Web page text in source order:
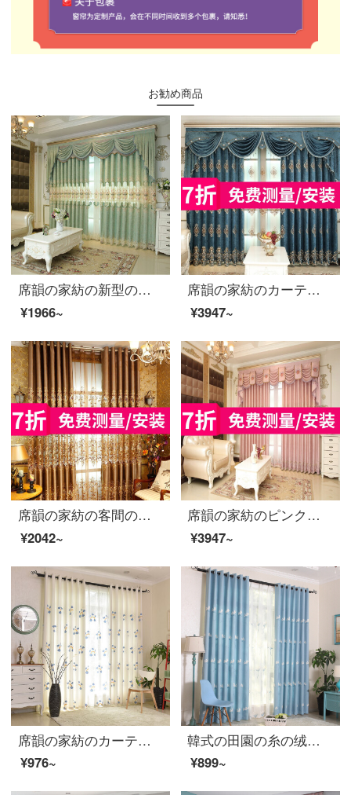
お勧め商品
席韻の家紡の新型の客間の寝室のベランダのシニールのカーテンの刺繍の窓のカーテンはカスタマイズすることができます青緑色の布の注文して作らせます。幅1メートル*高さ2.7メートルの単価(4本の爪のフック)は高さを変えることができます。
¥1966~
席韻の家紡のカーテンヨーロッパ式の客間の寝室の別荘のシニールの刺繍のカーテンと窓のカーテン（青い）のオーダーメイドの幅は1メートル*高さ2.7メートルの単価（韓のしわの針）は高くなることができます。
¥3947~
席韻の家紡の客間の刺繍のカーテンの布芸のカーテンの窓の紗は百事の亨通-カレーの布を注文して広く1メートル*高2.7メートルの単価(ナノリング)を注文して高くなることができます。
¥2042~
席韻の家紡のピンクの刺繍のカーテンの布の高精密な花の遮光の布のカーテンの窓の紗は同じ種類の窓のカーテンをカスタマイズして広く1メートル*高さの2.7メートルの単価(韓のしわの針)を注文して高くなることができます。
¥3947~
席韻の家紡のカーテン漫画の虹の雲の刺繍の遮光の寝室の部屋は虹の雲を注文して作らせます。
¥976~
韓式の田園の糸の绒の麻は蒲公英の刺繍の遮光のカーテンの布地を刺繍して、蒲公英を注文して作らせます。青い布の高さは2.7 mです。
¥899~